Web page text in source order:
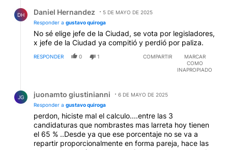
DH Daniel Hernandez
5 DE MAYO DE 2025
Responder a gustavo quiroga
No sé elige jefe de la Ciudad, se vota por legisladores,
x jefe de la Ciudad ya compitió y perdió por paliza.
RESPONDER 0 1 COMPARTIR
MARCAR
COMO
INAPROPIADO
JG juonamto giustinianni
6 DE MAYO DE 2025
Responder a gustavo quiroga
perdon, hiciste mal el calculo....entre las 3
candidaturas que nombrastes mas larreta hoy tienen
el 65 % ..Desde ya que ese porcentaje no se va a
repartir proporcionalmente en forma pareja, hace las